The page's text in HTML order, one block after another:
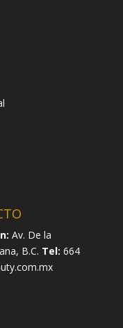
Av. De la
B.C. Tel: 664